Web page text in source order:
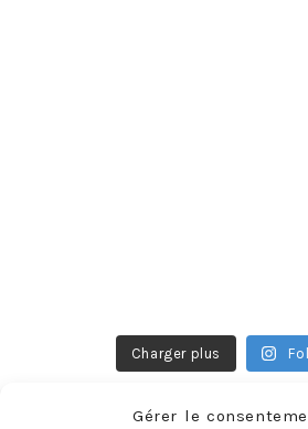
Gérer le
Charger plus